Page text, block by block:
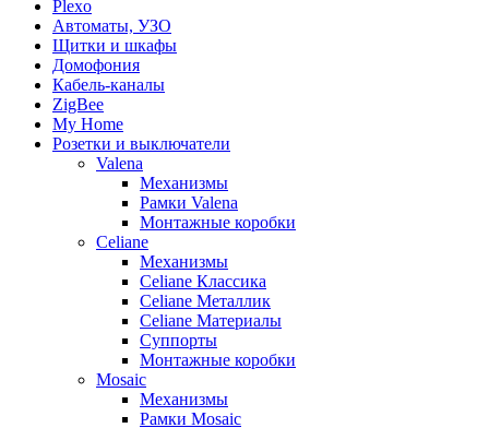
Plexo
Автоматы, УЗО
Щитки и шкафы
Домофония
Кабель-каналы
ZigBee
My Home
Розетки и выключатели
Valena
Механизмы
Рамки Valena
Монтажные коробки
Celiane
Механизмы
Celiane Классика
Celiane Металлик
Celiane Материалы
Суппорты
Монтажные коробки
Mosaic
Механизмы
Рамки Mosaic